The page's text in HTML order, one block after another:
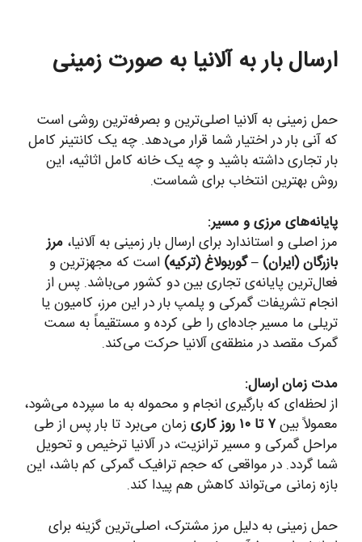
ارسال بار به آلانیا به صورت زمینی
حمل زمینی به آلانیا اصلی‌ترین و بصرفه‌ترین روشی است
که آنی بار در اختیار شما قرار می‌دهد. چه یک کانتینر کامل
بار تجاری داشته باشید و چه یک خانه کامل اثاثیه، این
روش بهترین انتخاب برای شماست.
پایانه‌های مرزی و مسیر:
مرز اصلی و استاندارد برای ارسال بار زمینی به آلانیا، مرز
بازرگان (ایران) – گوربولاغ (ترکیه) است که مجهزترین و
فعال‌ترین پایانه‌ی تجاری بین دو کشور می‌باشد. پس از
انجام تشریفات گمرکی و پلمپ بار در این مرز، کامیون یا
تریلی ما مسیر جاده‌ای را طی کرده و مستقیماً به سمت
گمرک مقصد در منطقه‌ی آلانیا حرکت می‌کند.
مدت زمان ارسال:
از لحظه‌ای که بارگیری انجام و محموله به ما سپرده می‌شود،
معمولاً بین۷ تا ۱۰ روز کاری
زمان می‌برد تا بار پس از طی
مراحل گمرکی و مسیر ترانزیت، در آلانیا ترخیص و تحویل
شما گردد. در مواقعی که حجم ترافیک گمرکی کم باشد، این
بازه زمانی می‌تواند کاهش هم پیدا کند.
حمل زمینی به دلیل مرز مشترک، اصلی‌ترین گزینه برای